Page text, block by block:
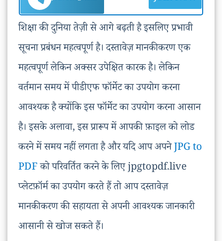
शिक्षा की दुनिया तेज़ी से आगे बढ़ती है इसलिए प्रभावी
सूचना प्रबंधन महत्वपूर्ण है। दस्तावेज़ मानकीकरण एक
महत्वपूर्ण लेकिन अक्सर उपेक्षित कारक है। लेकिन
वर्तमान समय में पीडीएफ फॉर्मेट का उपयोग करना
आवश्यक है क्योंकि इस फॉर्मेट का उपयोग करना आसान
है। इसके अलावा, इस प्रारूप में आपकी फ़ाइल को लोड
करने में समय नहीं लगता है और यदि आप अपनेJPG to
PDFको परिवर्तित करने के लिए jpgtopdf.live
प्लेटफ़ॉर्म का उपयोग करते हैं तो आप दस्तावेज़
मानकीकरण की सहायता से अपनी आवश्यक जानकारी
आसानी से खोज सकते हैं।